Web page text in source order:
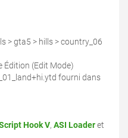
> gta5 > hills > country_06
Édition (Edit Mode)
fourni dans
Hook V, ASI Loaderet